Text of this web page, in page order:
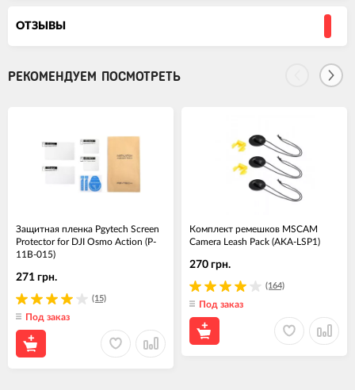
ОТЗЫВЫ
РЕКОМЕНДУЕМ ПОСМОТРЕТЬ
Защитная пленка Pgytech Screen
Protector for DJI Osmo Action (P-
11B-015)
(15)
271 грн.
Под заказ
Комплект ремешков MSCAM
Camera Leash Pack (AKA-LSP1)
(164)
270 грн.
Под заказ